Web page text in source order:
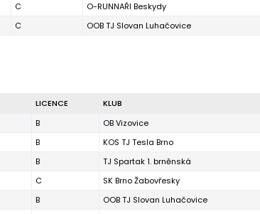
C O-RUNNAŘI Beskydy
C OOB TJ Slovan Luhačovice
LICENCE KLUB
B OB Vizovice
B KOS TJ Tesla Brno
B TJ Spartak 1. brněnská
C SK Brno Žabovřesky
B OOB TJ Slovan Luhačovice